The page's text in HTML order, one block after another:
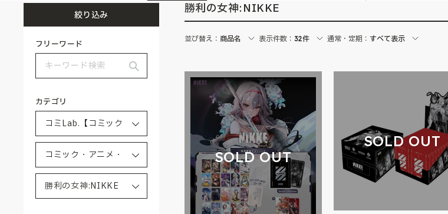
絞り込み
フリーワード
カテゴリ
勝利の女神:NIKKE
並び替え： 商品名 表示件数： 32件 通常・定期： すべて表示
SOLD OUT
SOLD OUT